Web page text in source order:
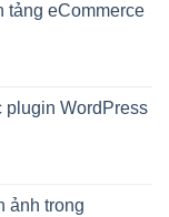
tảng eCommerce
plugin WordPress
ảnh trong